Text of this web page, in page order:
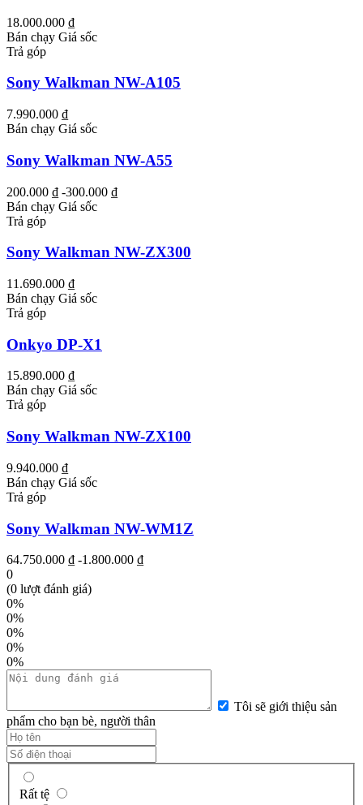
18.000.000 ₫
Bán chạy Giá sốc
Trả góp
Sony Walkman NW-A105
7.990.000 ₫
Bán chạy Giá sốc
Sony Walkman NW-A55
200.000 ₫ -300.000 ₫
Bán chạy Giá sốc
Trả góp
Sony Walkman NW-ZX300
11.690.000 ₫
Bán chạy Giá sốc
Trả góp
Onkyo DP-X1
15.890.000 ₫
Bán chạy Giá sốc
Trả góp
Sony Walkman NW-ZX100
9.940.000 ₫
Bán chạy Giá sốc
Trả góp
Sony Walkman NW-WM1Z
64.750.000 ₫ -1.800.000 ₫
0
(0 lượt đánh giá)
0%
0%
0%
0%
0%
Tôi sẽ giới thiệu sản
phẩm cho bạn bè, người thân
Rất tệ